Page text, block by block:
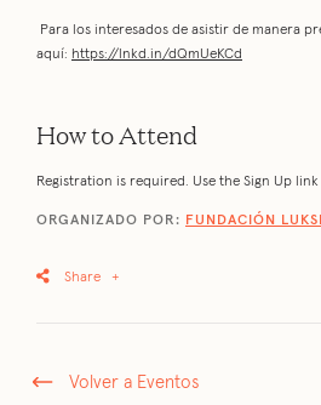
Para los interesados de asistir de manera
aquí: https://lnkd.in/dQmUeKCd
How to Attend
Registration is required. Use the Sign Up link
ORGANIZADO POR: FUNDACIÓN
Share +
Volver a Eventos